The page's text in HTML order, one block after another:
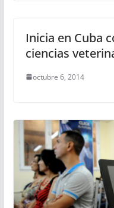
Inicia en Cuba
ciencias
octubre 6, 2014